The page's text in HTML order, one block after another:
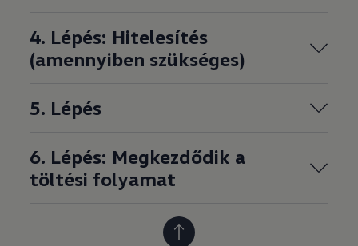
4. Lépés: Hitelesítés
(amennyiben szükséges)
5. Lépés
6. Lépés: Megkezdődik a
töltési folyamat